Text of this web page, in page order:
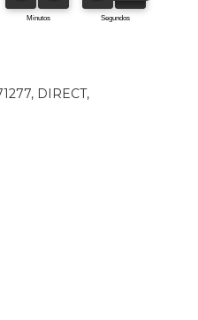
DIRECT,